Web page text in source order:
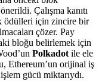
Çalışma kanıtı
ödülleri için zincire bir
çözer. Pay
bloğu belirlemek için
Polkadotile ele
Ethereum’un orijinal iş
gücü miktarıydı.